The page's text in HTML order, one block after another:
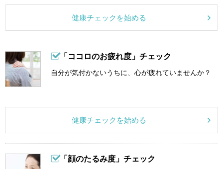
健康チェックを始める
「ココロのお疲れ度」チェック
自分が気付かないうちに、心が疲れていませんか？
健康チェックを始める
「顔のたるみ度」チェック